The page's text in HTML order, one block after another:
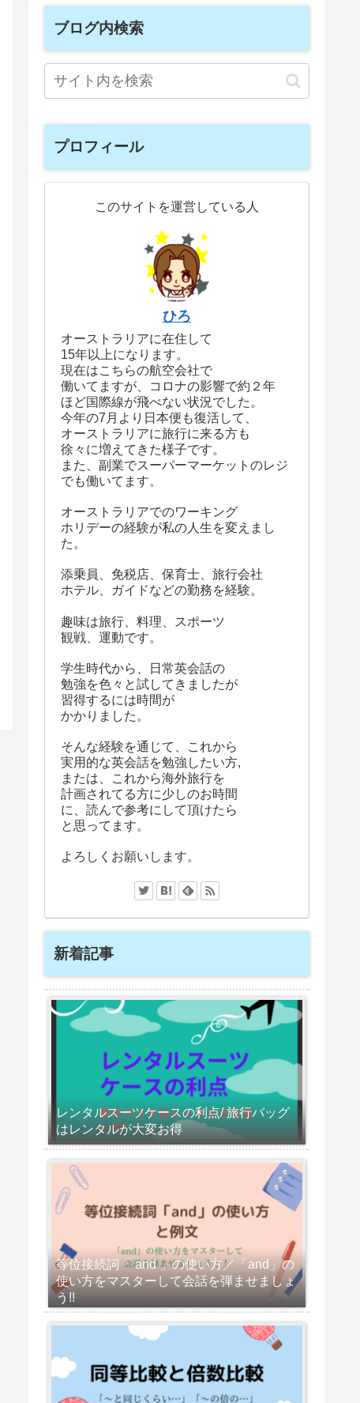
ブログ内検索
プロフィール
このサイトを運営している人
ひろ
オーストラリアに在住して
15年以上になります。
現在はこちらの航空会社で
働いてますが、コロナの影響で約２年
ほど国際線が飛べない状況でした。
今年の7月より日本便も復活して、
オーストラリアに旅行に来る方も
徐々に増えてきた様子です。
また、副業でスーパーマーケットのレジ
でも働いてます。
オーストラリアでのワーキング
ホリデーの経験が私の人生を変えまし
た。
添乗員、免税店、保育士、旅行会社
ホテル、ガイドなどの勤務を経験。
趣味は旅行、料理、スポーツ
観戦、運動です。
学生時代から、日常英会話の
勉強を色々と試してきましたが
習得するには時間が
かかりました。
そんな経験を通じて、これから
実用的な英会話を勉強したい方,
または、これから海外旅行を
計画されてる方に少しのお時間
に、読んで参考にして頂けたら
と思ってます。
よろしくお願いします。
新着記事
レンタルスーツケースの利点/ 旅行バッグ
はレンタルが大変お得
等位接続詞「 and 」の使い方／「and」の
使い方をマスターして会話を弾ませましょ
う!!